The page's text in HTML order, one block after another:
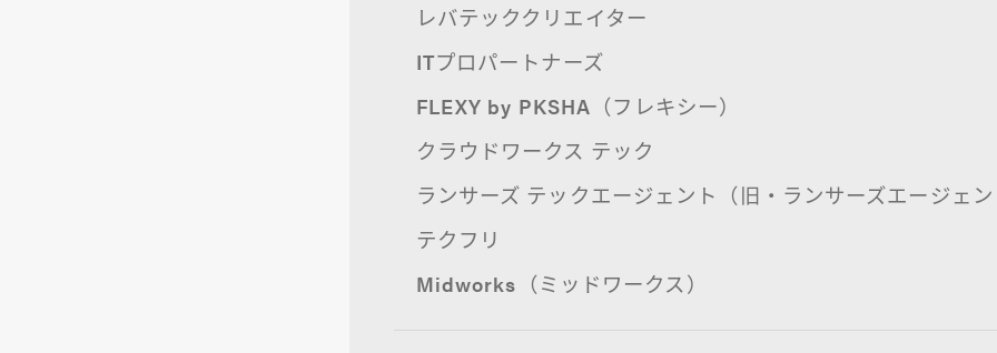
レバテッククリエイター
ITプロパートナーズ
FLEXY by PKSHA（フレキシー）
クラウドワークス テック
ランサーズ テックエージェント（旧・ランサーズエージェ
テクフリ
Midworks（ミッドワークス）